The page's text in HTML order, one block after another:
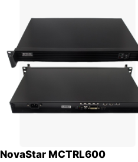
NovaStar MCTRL600